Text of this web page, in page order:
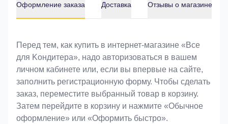
Оформление заказа Доставка Отзывы о магазине
Оформление заказа
Перед тем, как купить в интернет-магазине «Bce
для Koндитeрa», надо авторизоваться в вашем
личном кабинете или, если вы впервые на сайте,
заполнить регистрационную форму. Чтобы сделать
заказ, переместите выбранный товар в корзину.
Затем перейдите в корзину и нажмите «Обычное
оформление» или «Оформить быстро».